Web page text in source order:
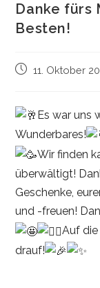
Danke fürs
Besten!
Beitrag11. Oktober
Es war uns
Wunderbares!
Wir finden
überwältigt!
Geschenke,
und -freuen!
Auf die
drauf!